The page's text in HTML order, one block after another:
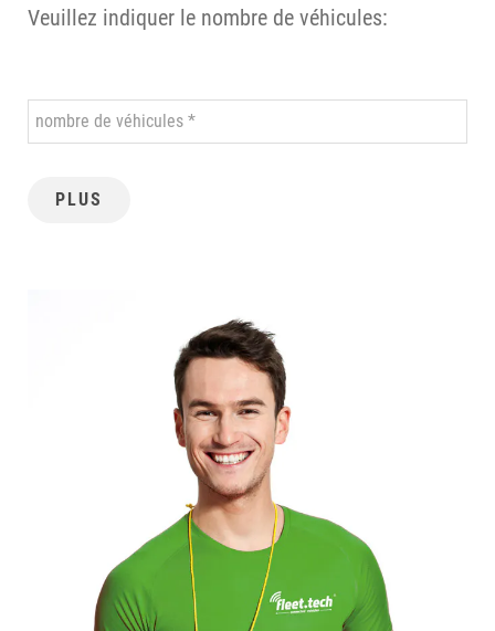
Veuillez indiquer le nombre de véhicules:
nombre de véhicules
PLUS